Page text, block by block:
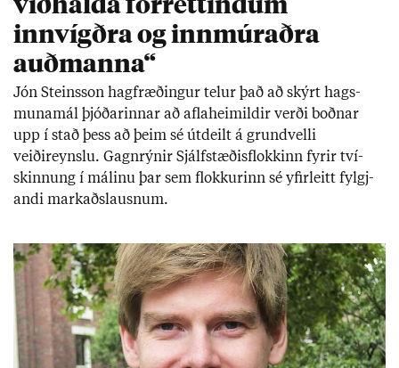
innvígðra og innmúraðra
auðmanna“
Jón Steins­son hag­fræð­ing­ur tel­ur það að skýrt hags­
muna­mál þjóð­ar­inn­ar að afla­heim­ild­ir verði boðn­ar
upp í stað þess að þeim sé út­deilt á grund­velli
veiðireynslu. Gagn­rýn­ir Sjálf­stæð­is­flokk­inn fyr­ir tví­
skinn­ung í mál­inu þar sem flokk­ur­inn sé yf­ir­leitt fylgj­
andi mark­aðs­lausn­um.